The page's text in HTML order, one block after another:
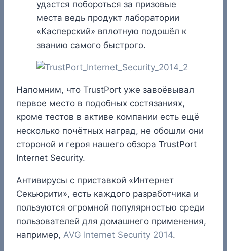
удастся побороться за призовые
места ведь продукт лаборатории
«Касперский» вплотную подошёл к
званию самого быстрого.
Напомним, что TrustPort уже завоёвывал
первое место в подобных состязаниях,
кроме тестов в активе компании есть ещё
несколько почётных наград, не обошли они
стороной и героя нашего обзора TrustPort
Internet Security.
Антивирусы с приставкой «Интернет
Секьюрити», есть каждого разработчика и
пользуются огромной популярностью среди
пользователей для домашнего применения,
например, AVG Internet Security 2014.